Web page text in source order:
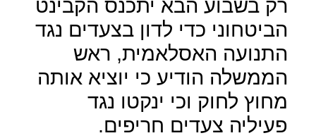
רק בשבוע הבא יתכנס הקבינט
הביטחוני כדי לדון בצעדים נגד
התנועה האסלאמית, ראש
הממשלה הודיע כי יוציא אותה
מחוץ לחוק וכי ינקטו נגד
פעיליה צעדים חריפים.